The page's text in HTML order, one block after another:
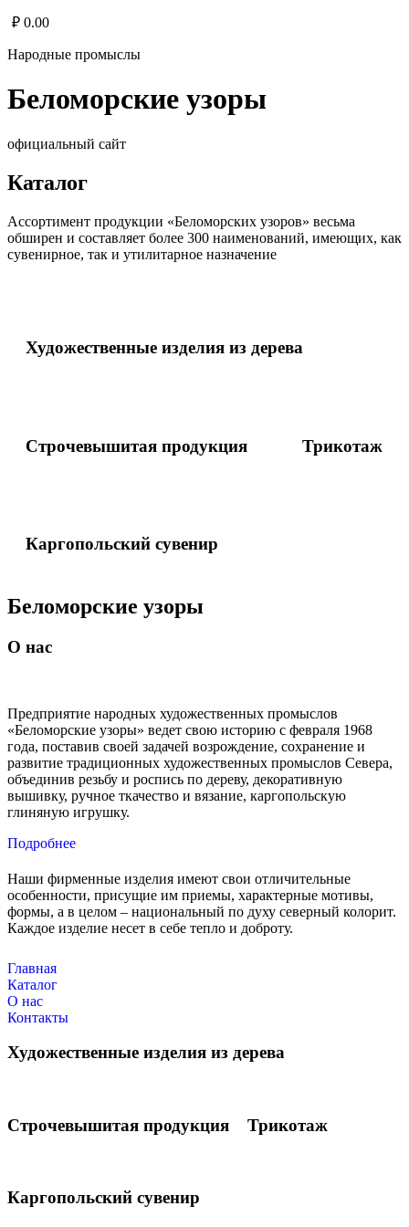
₽ 0.00
Народные промыслы
Беломорские узоры
официальный сайт
Каталог
Ассортимент продукции «Беломорских узоров» весьма
обширен и составляет более 300 наименований, имеющих, как
сувенирное, так и утилитарное назначение
Художественные изделия из дерева
Строчевышитая продукция Трикотаж
Каргопольский сувенир
Беломорские узоры
О нас
Предприятие народных художественных промыслов
«Беломорские узоры» ведет свою историю с февраля 1968
года, поставив своей задачей возрождение, сохранение и
развитие традиционных художественных промыслов Севера,
объединив резьбу и роспись по дереву, декоративную
вышивку, ручное ткачество и вязание, каргопольскую
глиняную игрушку.
Подробнее
Наши фирменные изделия имеют свои отличительные
особенности, присущие им приемы, характерные мотивы,
формы, а в целом – национальный по духу северный колорит.
Каждое изделие несет в себе тепло и доброту.
Главная
Каталог
О нас
Контакты
Художественные изделия из дерева
Строчевышитая продукция Трикотаж
Каргопольский сувенир